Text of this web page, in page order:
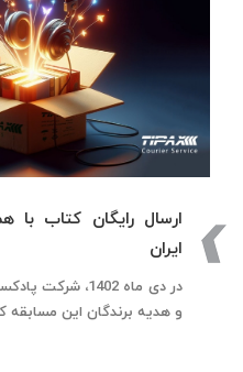
ارسال رایگان کتاب
ایران
در دی ماه 1402،
و هدیه برندگان این مسابقه